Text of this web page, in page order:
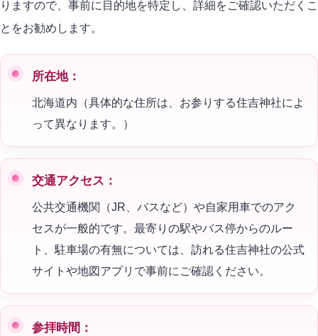
りますので、事前に目的地を特定し、詳細をご確認いただくこ
とをお勧めします。
所在地：
北海道内（具体的な住所は、お参りする住吉神社によ
って異なります。）
交通アクセス：
公共交通機関（JR、バスなど）や自家用車でのアク
セスが一般的です。最寄りの駅やバス停からのルー
ト、駐車場の有無については、訪れる住吉神社の公式
サイトや地図アプリで事前にご確認ください。
参拝時間：